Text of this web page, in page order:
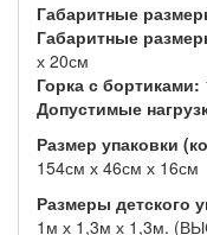
Габаритные
Габаритные
х 20см
Горка с бортиками:
Допустимые
Размер упаковки
154см х 46см х 16см
Размеры детского
1м х 1,3м х 1,3м.